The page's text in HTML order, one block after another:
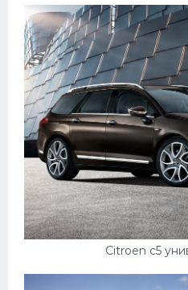
Citroen c5
Пежо
Ауди
Гараж
Русские авто
Вольво
БМВ
МАЗ
Сузуки